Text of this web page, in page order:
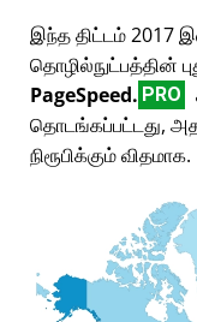
இந்த திட்டம் 2017
தொழில்நுட்பத்தின்
PageSpeed. PRO
தொடங்கப்பட்டது,
நிரூபிக்கும் விதமாக.